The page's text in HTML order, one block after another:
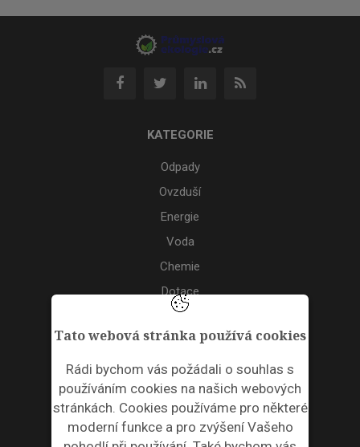
Tato webová stránka používá cookies
Rádi bychom vás požádali o souhlas s
používáním cookies na našich webových
stránkách. Cookies používáme pro některé
moderní funkce a pro zvýšení Vašeho
KATEGORIE
Odpady
Ovzduší
Energie
Voda
Chemie
Dotace
Akce
ODPADNÍ PLASTY
NEWSLETTER